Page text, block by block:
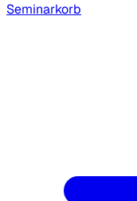
Seminarkorb